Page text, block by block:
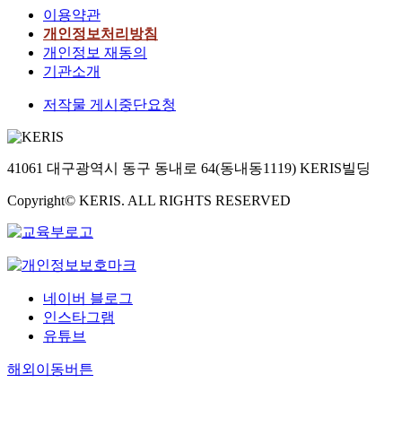
이용약관
개인정보처리방침
개인정보 재동의
기관소개
저작물 게시중단요청
41061 대구광역시 동구 동내로 64(동내동1119) KERIS빌딩
Copyright© KERIS. ALL RIGHTS RESERVED
네이버 블로그
인스타그램
유튜브
해외이동버튼